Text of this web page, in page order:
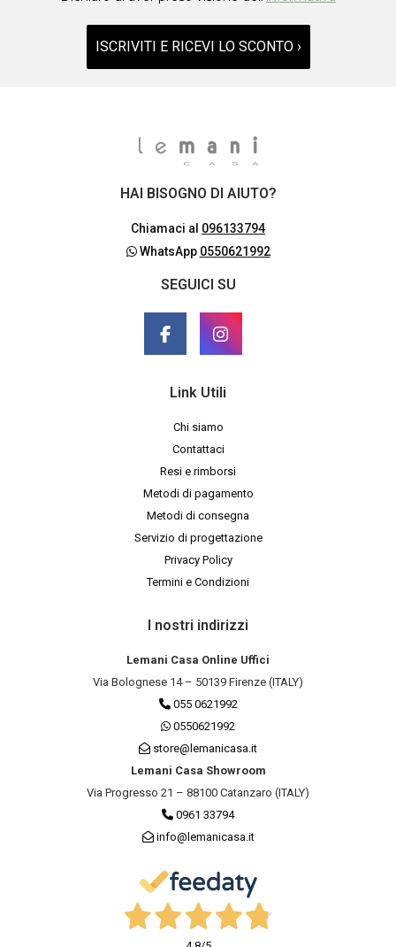
ISCRIVITI E RICEVI LO SCONTO ›
HAI BISOGNO DI AIUTO?
Chiamaci al 096133794
WhatsApp 0550621992
SEGUICI SU
Link Utili
Chi siamo
Contattaci
Resi e rimborsi
Metodi di pagamento
Metodi di consegna
Servizio di progettazione
Privacy Policy
Termini e Condizioni
I nostri indirizzi
Lemani Casa Online Uffici
Via Bolognese 14 – 50139 Firenze (ITALY)
055 0621992
0550621992
store@lemanicasa.it
Lemani Casa Showroom
Via Progresso 21 – 88100 Catanzaro (ITALY)
0961 33794
info@lemanicasa.it